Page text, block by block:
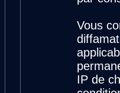
Vous
IP de